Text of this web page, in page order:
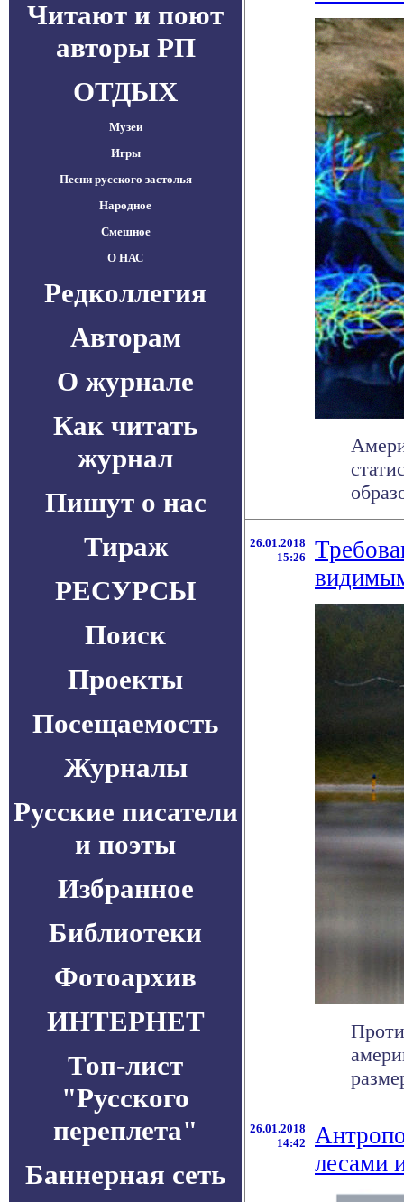
Читают и поют
авторы РП
ОТДЫХ
Музеи
Игры
Песни русского застолья
Народное
Смешное
О НАС
Редколлегия
Авторам
О журнале
Как читать
журнал
Пишут о нас
Тираж
РЕСУРСЫ
Поиск
Проекты
Посещаемость
Журналы
Русские писатели
и поэты
Избранное
Библиотеки
Фотоархив
ИНТЕРНЕТ
Топ-лист
"Русского
переплета"
Баннерная сеть
26.01.2018
15:26
26.01.2018
14:42
лесами